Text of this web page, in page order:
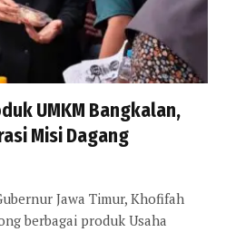
UMKM Bangkalan,
Misi Dagang
Jawa Timur, Khofifah
berbagai produk Usaha